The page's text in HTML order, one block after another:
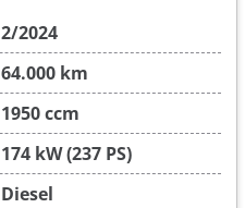
2/2024
64.000 km
1950 ccm
174 kW (237 PS)
Diesel